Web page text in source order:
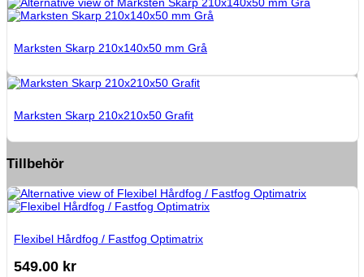
Marksten Skarp 210x140x50 mm Grå
Marksten Skarp 210x210x50 Grafit
Tillbehör
Flexibel Hårdfog / Fastfog Optimatrix
549.00 kr